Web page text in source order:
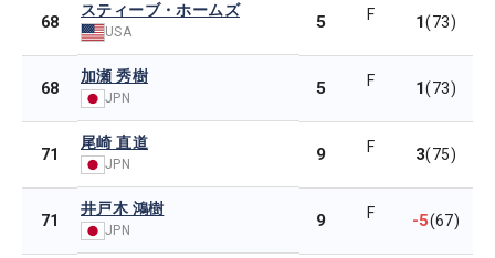
68
スティーブ・ホームズ
USA 5 F 1(73)
68
加瀬 秀樹
JPN 5 F 1(73)
71
尾崎 直道
JPN 9 F 3(75)
71
井戸木 鴻樹
JPN 9 F -5(67)